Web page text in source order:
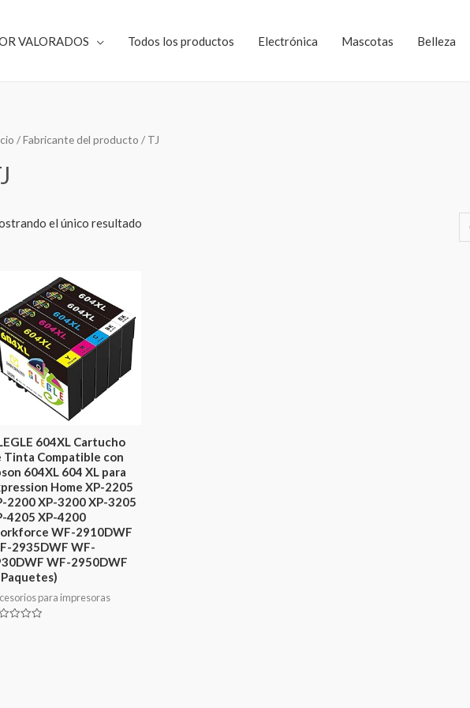
VALORADOS Todos los productos Electrónica Mascotas Belleza
/ Fabricante del producto / ‎TJ
el único resultado
604XL Cartucho
Tinta Compatible con
604XL 604 XL para
Home XP-2205
2200 XP-3200 XP-3205
4205 XP-4200
WF-2910DWF
2935DWF WF-
WF-2950DWF
para impresoras